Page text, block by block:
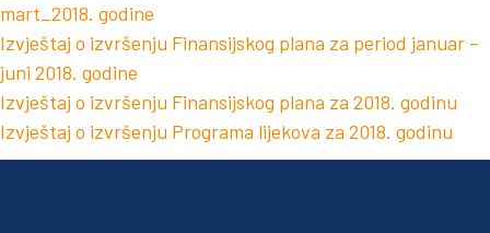
mart_2018. godine
Izvještaj o izvršenju Finansijskog plana za period januar –
juni 2018. godine
Izvještaj o izvršenju Finansijskog plana za 2018. godinu
Izvještaj o izvršenju Programa lijekova za 2018. godinu